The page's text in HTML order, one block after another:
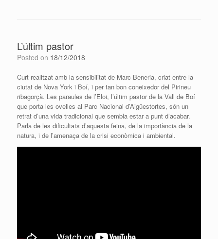
L’últim pastor
Posted on 18/12/2018
Curt realitzat amb la sensibilitat de Marc Beneria, criat entre la
ciutat de Nova York i Boí, i per tan bon coneixedor del Pirineu
ribagorçà. Les paraules de l’Eloi, l’últim pastor de la Vall de Boí
que porta les ovelles al Parc Nacional d’Aigüestortes, són un
retrat d’una vida tradicional que sembla estar a punt d’acabar.
Parla de les dificultats d’aquesta feina, de la importància de la
natura, i de l’amenaça de la crisi econòmica i ambiental.